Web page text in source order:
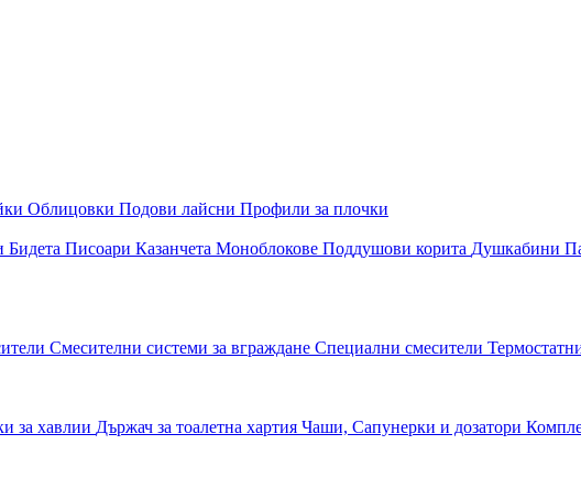
Облицовки Подови лайсни Профили за плочки
Бидета Писоари Казанчета Моноблокове Поддушови корита Душкабини
Смесителни системи за вграждане Специални смесители
за хавлии Държач за тоалетна хартия Чаши, Сапунерки и дозатори